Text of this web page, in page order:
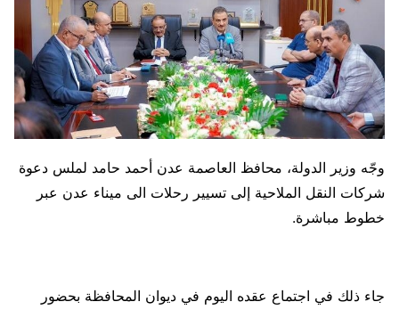
وجّه وزير الدولة، محافظ العاصمة عدن أحمد حامد لملس دعوة
شركات النقل الملاحية إلى تسيير رحلات الى ميناء عدن عبر
خطوط مباشرة.
جاء ذلك في اجتماع عقده اليوم في ديوان المحافظة بحضور